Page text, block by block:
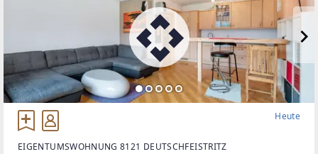
Heute
EIGENTUMSWOHNUNG 8121 DEUTSCHFEISTRITZ